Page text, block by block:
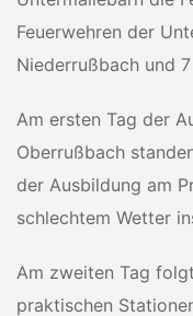
Feuerwehren der
Niederrußbach und
Am ersten Tag der
Oberrußbach
der Ausbildung am
schlechtem Wetter
Am zweiten Tag
praktischen